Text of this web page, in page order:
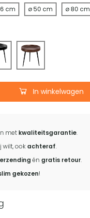
cm ø 50 cm ø 80 cm
In winkelwagen
met kwaliteitsgarantie.
wilt, ook achteraf.
én gratis retour.
gekozen!